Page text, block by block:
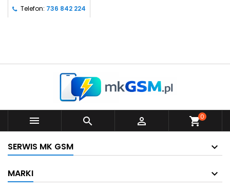
Telefon: 736 842 224
   shopping_cart0
SERWIS MK GSM
MARKI